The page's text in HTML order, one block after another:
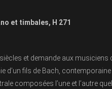
et timbales, H 271
et demande aux musiciens
d’un fils de Bach, contemporaine
composées l’une et l’autre